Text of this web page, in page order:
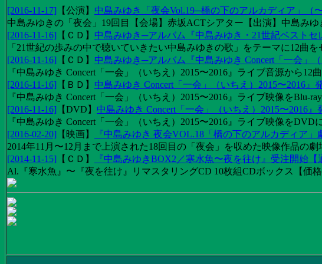
[2016-11-17] 【公演】 中島みゆき「夜会Vol.19─橋の下のアルカディア」（〜
中島みゆきの「夜会」19回目【会場】赤坂ACTシアター【出演】中島みゆ
[2016-11-16] 【 ＣＤ 】 中島みゆき─アルバム『中島みゆき・21世紀ベストセ
「21世紀の歩みの中で聴いていきたい中島みゆきの歌」をテーマに12曲
[2016-11-16] 【 ＣＤ 】 中島みゆき─アルバム『中島みゆき Concert「一会」
『中島みゆき Concert「一会」（いちえ）2015〜2016』ライブ音源から12
[2016-11-16] 【 ＢＤ 】 中島みゆき Concert「一会」（いちえ）2015〜2016』
『中島みゆき Concert「一会」（いちえ）2015〜2016』ライブ映像をBlu-
[2016-11-16] 【DVD 】 中島みゆき Concert「一会」（いちえ）2015〜2016』
『中島みゆき Concert「一会」（いちえ）2015〜2016』ライブ映像をDVD
[2016-02-20] 【 映画】
『中島みゆき 夜会VOL.18「橋の下のアルカディア」
2014年11月〜12月まで上演された18回目の「夜会」を収めた映像作品の
[2014-11-15] 【 ＣＤ 】
『中島みゆきBOX2／寒水魚〜夜を往け』受注開始【
Al.『寒水魚』〜『夜を往け』リマスタリングCD 10枚組CDボックス【価